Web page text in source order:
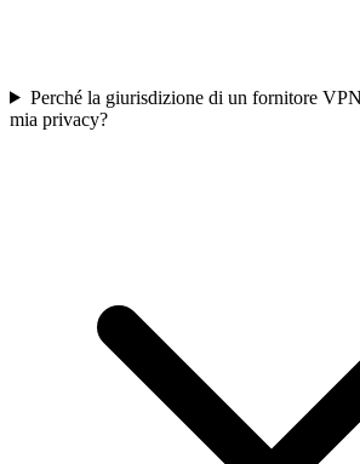
Perché la giurisdizione di un fornitore
mia privacy?